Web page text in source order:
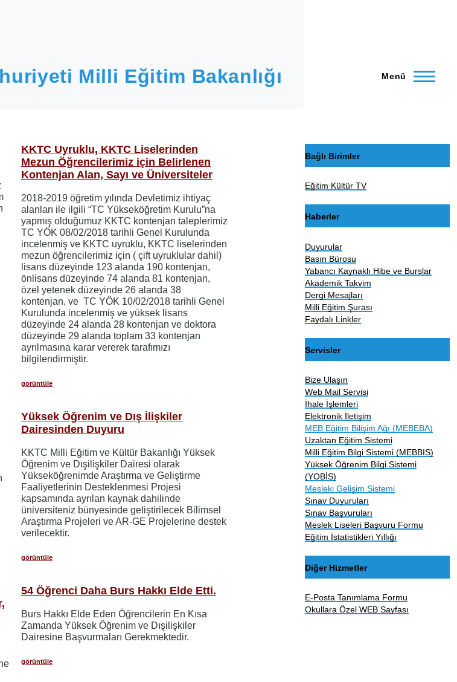
Milli Eğitim Bakanlığı Menü
KKTC Uyruklu, KKTC Liselerinden
Mezun Öğrencilerimiz için Belirlenen
Kontenjan Alan, Sayı ve Üniversiteler
2018-2019 öğretim yılında Devletimiz ihtiyaç
alanları ile ilgili “TC Yükseköğretim Kurulu”na
yapmış olduğumuz KKTC kontenjan taleplerimiz
TC YÖK 08/02/2018 tarihli Genel Kurulunda
incelenmiş ve KKTC uyruklu, KKTC liselerinden
mezun öğrencilerimiz için ( çift uyruklular dahil)
lisans düzeyinde 123 alanda 190 kontenjan,
önlisans düzeyinde 74 alanda 81 kontenjan,
özel yetenek düzeyinde 26 alanda 38
kontenjan, ve TC YÖK 10/02/2018 tarihli Genel
Kurulunda incelenmiş ve yüksek lisans
düzeyinde 24 alanda 28 kontenjan ve doktora
düzeyinde 29 alanda toplam 33 kontenjan
ayrılmasına karar vererek tarafımızı
bilgilendirmiştir.
görüntüle
Yüksek Öğrenim ve Dış İlişkiler
Dairesinden Duyuru
KKTC Milli Eğitim ve Kültür Bakanlığı Yüksek
Öğrenim ve Dışilişkiler Dairesi olarak
Yükseköğrenimde Araştırma ve Geliştirme
Faaliyetlerinin Desteklenmesi Projesi
kapsamında ayrılan kaynak dahilinde
üniversiteniz bünyesinde geliştirilecek Bilimsel
Araştırma Projeleri ve AR-GE Projelerine destek
verilecektir.
görüntüle
54 Öğrenci Daha Burs Hakkı Elde Etti.
Burs Hakkı Elde Eden Öğrencilerin En Kısa
Zamanda Yüksek Öğrenim ve Dışilişkiler
Dairesine Başvurmaları Gerekmektedir.
görüntüle
Bağlı Birimler
Eğitim Kültür TV
Haberler
Duyurular
Basın Bürosu
Yabancı Kaynaklı Hibe ve Burslar
Akademik Takvim
Dergi Mesajları
Milli Eğitim Şurası
Faydalı Linkler
Servisler
Bize Ulaşın
Web Mail Servisi
İhale İşlemleri
Elektronik İletişim
MEB Eğitim Bilişim Ağı (MEBEBA)
Uzaktan Eğitim Sistemi
Milli Eğitim Bilgi Sistemi (MEBBIS)
Yüksek Öğrenim Bilgi Sistemi
(YOBİS)
Mesleki Gelişim Sistemi
Sınav Duyuruları
Sınav Başvuruları
Meslek Liseleri Başvuru Formu
Eğitim İstatistikleri Yıllığı
Diğer Hizmetler
E-Posta Tanımlama Formu
Okullara Özel WEB Sayfası